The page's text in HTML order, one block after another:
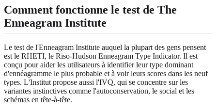
Comment fonctionne le test de The
Enneagram Institute
Le test de l'Enneagram Institute auquel la plupart des gens pensent
est le RHETI, le Riso-Hudson Enneagram Type Indicator. Il est
conçu pour aider les utilisateurs à identifier leur type dominant
d'ennéagramme le plus probable et à voir leurs scores dans les neuf
types. L'Institut propose aussi l'IVQ, qui se concentre sur les
variantes instinctives comme l'autoconservation, le social et les
schémas en tête-à-tête.